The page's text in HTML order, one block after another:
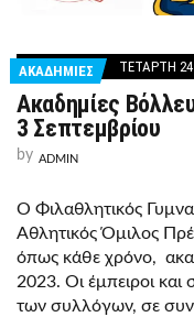
ΑΚΑΔΗΜΙΕΣ ΤΕΤΆΡΤΗ 24
Ακαδημίες
3 Σεπτεμβρίου
by ADMIN
Ο Φιλαθλητικός
Αθλητικός Όμιλος
όπως κάθε χρόνο,
2023. Οι έμπειροι
των συλλόγων, σε